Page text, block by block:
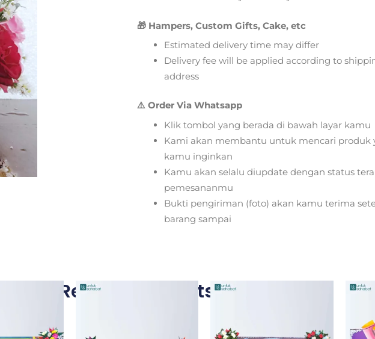
🎁 Hampers, Custom Gifts, Cake, etc
Estimated delivery time may differ
Delivery fee will be applied according to
address
⚠️ Order Via Whatsapp
Klik tombol yang berada di bawah layar kamu
Kami akan membantu untuk mencari produk
kamu inginkan
Kamu akan selalu diupdate dengan status
pemesananmu
Bukti pengiriman (foto) akan kamu terima
barang sampai
Related Products
Rp849.000.
Current
price
Rp825.000.